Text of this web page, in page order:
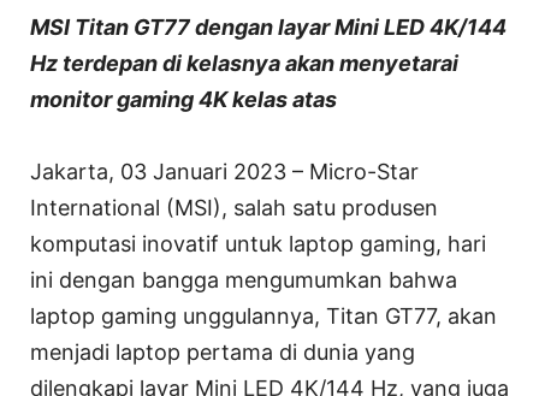
MSI Titan GT77 dengan layar Mini LED 4K/144
Hz terdepan di kelasnya akan menyetarai
monitor gaming 4K kelas atas
Jakarta, 03 Januari 2023 – Micro-Star
International (MSI), salah satu produsen
komputasi inovatif untuk laptop gaming, hari
ini dengan bangga mengumumkan bahwa
laptop gaming unggulannya, Titan GT77, akan
menjadi laptop pertama di dunia yang
dilengkapi layar Mini LED 4K/144 Hz, yang juga